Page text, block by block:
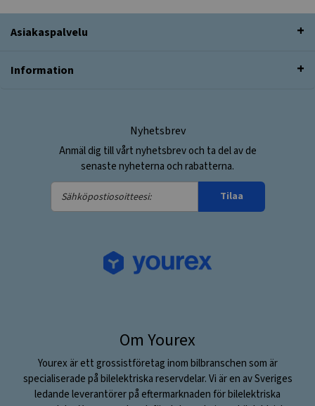
Asiakaspalvelu
Information
Nyhetsbrev
Anmäl dig till vårt nyhetsbrev och ta del av de
senaste nyheterna och rabatterna.
Sähköpostiosoitteesi:
Tilaa
Om Yourex
Yourex är ett grossistföretag inom bilbranschen som är
specialiserade på bilelektriska reservdelar. Vi är en av Sveriges
ledande leverantörer på eftermarknaden för bilelektriska